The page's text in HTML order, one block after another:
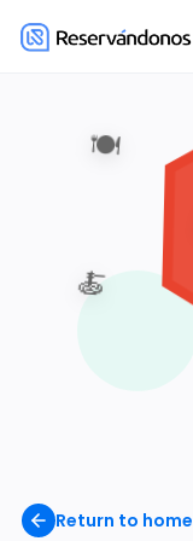
Return to home
🍽️
🍝